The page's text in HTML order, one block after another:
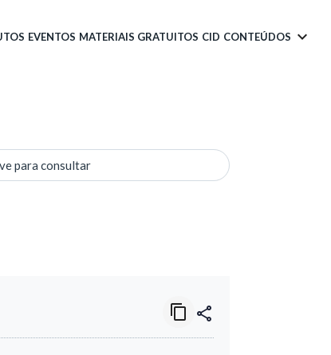
EVENTOS MATERIAIS GRATUITOS CID CONTEÚDOS
para consultar